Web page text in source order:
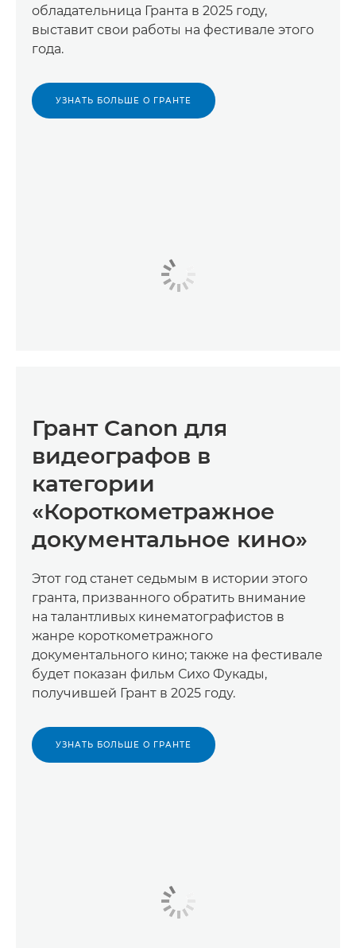
обладательница Гранта в 2025 году,
выставит свои работы на фестивале этого
года.
УЗНАТЬ БОЛЬШЕ О ГРАНТЕ
Грант Canon для
видеографов в
категории
«Короткометражное
документальное кино»
Этот год станет седьмым в истории этого
гранта, призванного обратить внимание
на талантливых кинематографистов в
жанре короткометражного
документального кино; также на фестивале
будет показан фильм Сихо Фукады,
получившей Грант в 2025 году.
УЗНАТЬ БОЛЬШЕ О ГРАНТЕ